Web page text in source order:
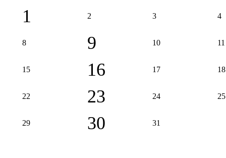
1 2 3 4
8 9 10 11
15 16 17 18
22 23 24 25
29 30 31